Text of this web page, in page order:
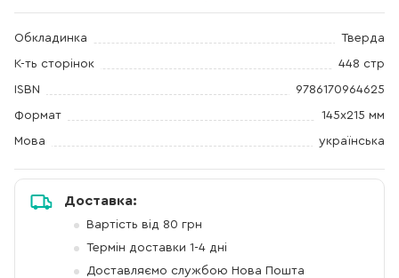
Обкладинка Тверда
К-ть сторінок 448 стр
ISBN 9786170964625
Формат 145x215 мм
Мова українська
Доставка:
Вартість від 80 грн
Термін доставки 1-4 дні
Доставляємо службою Нова Пошта